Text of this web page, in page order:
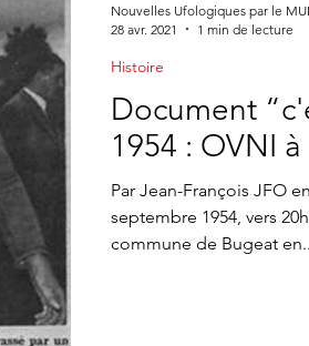
Document
1954 : OVNI
Par Jean-François JFO
septembre 1954, vers
commune de Bugeat
Histoire
Nouvelles Ufologiques par le
28 avr. 2021
1 min de lecture